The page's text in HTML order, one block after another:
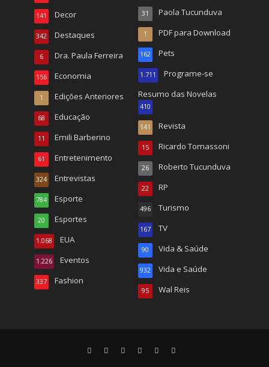
Decor
141
Destaques
342
Dra. Paula Ferreira
6
Economia
156
Edições Anteriores
1
Educação
68
Emili Barberino
11
Entretenimento
61
Entrevistas
324
Esporte
784
Esportes
20
EUA
1.068
Eventos
1.226
Fashion
337
Paola Tucunduva
31
PDF para Download
1
Pets
162
Programe-se
1.711
Resumo das Novelas
410
Revista
141
Ricardo Tomassoni
15
Roberto Tucunduva
26
RP
22
Turismo
496
TV
167
Vida & Saúde
90
Vida e Saúde
932
Wal Reis
95